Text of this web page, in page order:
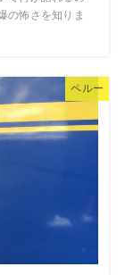
の怖さを知りま
ペルー